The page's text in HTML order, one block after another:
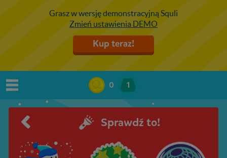
Grasz w wersję demonstracyjną Squli
Zmień ustawienia DEMO
Kup teraz!
0 1
Sprawdź to!